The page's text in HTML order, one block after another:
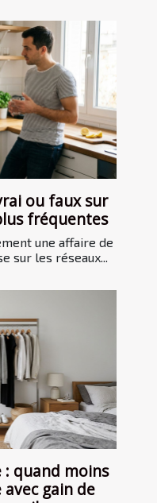
ou faux sur
fréquentes
une affaire de
sur les réseaux...
: quand moins
gain de